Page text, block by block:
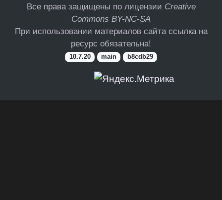
Все права защищены по лицензии Creative
Commons BY-NC-SA
При использовании материалов сайта ссылка на
ресурс обязательна!
10.7.20 main b8cdb29